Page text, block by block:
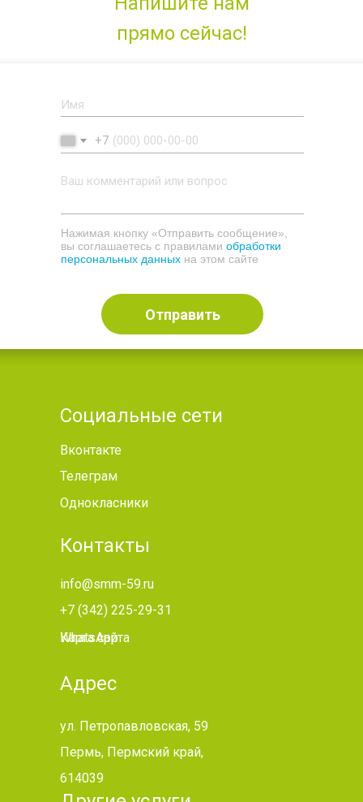
прямо сейчас!
+7
Нажимая кнопку «Отправить сообщение»,
вы соглашаетесь с правилами обработки
персональных данных на этом сайте
Отправить
Социальные сети
Контакты
Адрес
Вконтакте
Телеграм
Однокласники
info@smm-59.ru
+7 (342) 225-29-31
ул. Петропавловская, 59
Пермь, Пермский край,
614039
WhatsApp
Карта сайта